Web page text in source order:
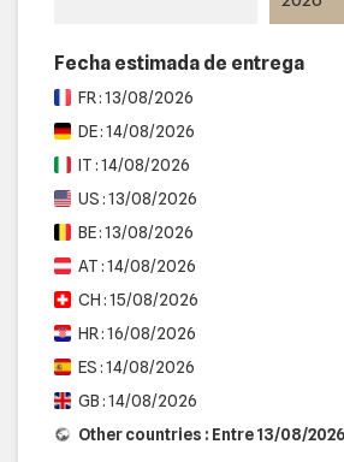
Fecha estimada de entrega
FR : 13/08/2026
DE : 14/08/2026
IT : 14/08/2026
US : 13/08/2026
BE : 13/08/2026
AT : 14/08/2026
CH : 15/08/2026
HR : 16/08/2026
ES : 14/08/2026
GB : 14/08/2026
Other countries : Entre 13/08/